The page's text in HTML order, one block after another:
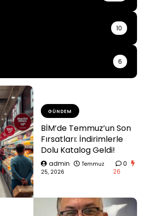
10
6
GÜNDEM
BİM’de Temmuz’un Son
Fırsatları: İndirimlerle
Dolu Katalog Geldi!
admin
Temmuz
25, 2026
0
26